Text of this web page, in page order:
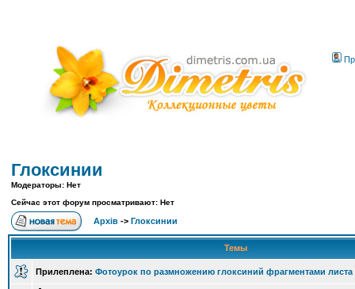
Глоксинии
Модераторы: Нет
Сейчас этот форум просматривают: Нет
Архів -> Глоксинии
Темы
Прилеплена: Фотоурок по размножению глоксиний фрагментами листа